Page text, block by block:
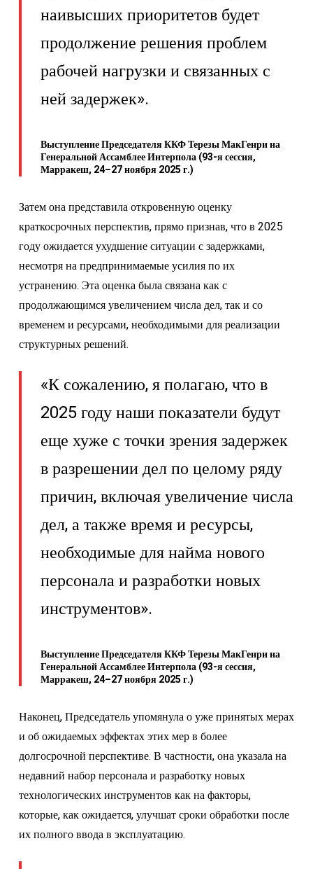
наивысших приоритетов будет
продолжение решения проблем
рабочей нагрузки и связанных с
ней задержек».
Выступление Председателя ККФ Терезы МакГенри на
Генеральной Ассамблее Интерпола (93-я сессия,
Марракеш, 24–27 ноября 2025 г.)
Затем она представила откровенную оценку
краткосрочных перспектив, прямо признав, что в 2025
году ожидается ухудшение ситуации с задержками,
несмотря на предпринимаемые усилия по их
устранению. Эта оценка была связана как с
продолжающимся увеличением числа дел, так и со
временем и ресурсами, необходимыми для реализации
структурных решений.
«К сожалению, я полагаю, что в
2025 году наши показатели будут
еще хуже с точки зрения задержек
в разрешении дел по целому ряду
причин, включая увеличение числа
дел, а также время и ресурсы,
необходимые для найма нового
персонала и разработки новых
инструментов».
Выступление Председателя ККФ Терезы МакГенри на
Генеральной Ассамблее Интерпола (93-я сессия,
Марракеш, 24–27 ноября 2025 г.)
Наконец, Председатель упомянула о уже принятых мерах
и об ожидаемых эффектах этих мер в более
долгосрочной перспективе. В частности, она указала на
недавний набор персонала и разработку новых
технологических инструментов как на факторы,
которые, как ожидается, улучшат сроки обработки после
их полного ввода в эксплуатацию.